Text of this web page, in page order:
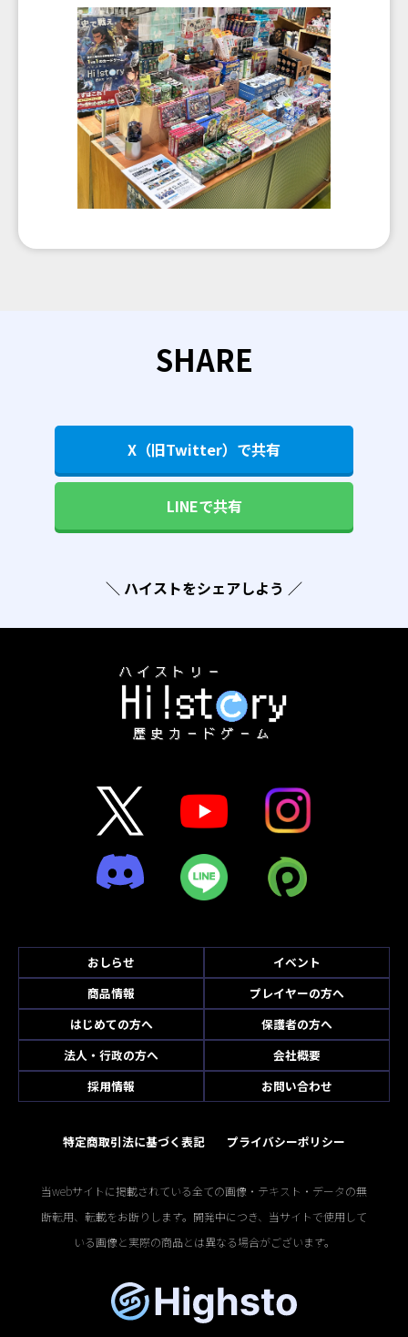
SHARE
X（旧Twitter）で共有
LINEで共有
＼ ハイストをシェアしよう ／
おしらせ
イベント
商品情報
プレイヤーの方へ
はじめての方へ
保護者の方へ
法人・行政の方へ
会社概要
採用情報
お問い合わせ
特定商取引法に基づく表記 プライバシーポリシー
当webサイトに掲載されている全ての画像・テキスト・データの無
断転用、転載をお断りします。開発中につき、当サイトで使用して
いる画像と実際の商品とは異なる場合がございます。